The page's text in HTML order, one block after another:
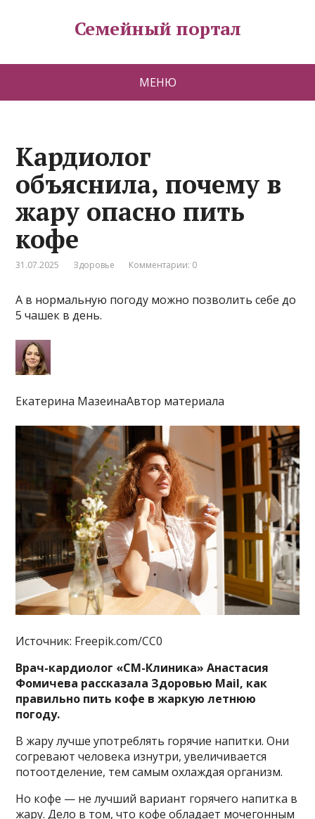
Семейный портал
МЕНЮ
Кардиолог
объяснила, почему в
жару опасно пить
кофе
31.07.2025 Здоровье Комментарии: 0
А в нормальную погоду можно позволить себе до
5 чашек в день.
Екатерина МазеинаАвтор материала
Источник: Freepik.com/CC0
Врач-кардиолог «СМ-Клиника» Анастасия
Фомичева рассказала Здоровью Mail, как
правильно пить кофе в жаркую летнюю
погоду.
В жару лучше употреблять горячие напитки. Они
согревают человека изнутри, увеличивается
потоотделение, тем самым охлаждая организм.
Но кофе — не лучший вариант горячего напитка в
жару. Дело в том, что кофе обладает мочегонным